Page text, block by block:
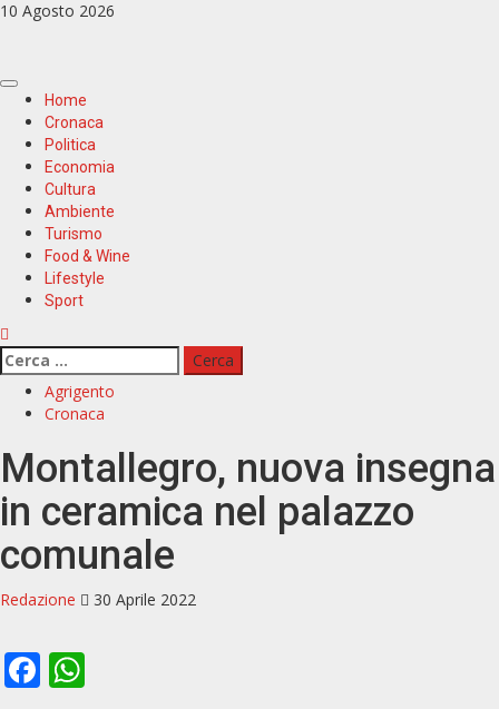
Zum
10 Agosto 2026
Primäres
Menü
Home
Cronaca
Politica
Economia
Cultura
Ambiente
Turismo
Food & Wine
Lifestyle
Sport
Ricerca
per:
Agrigento
Cronaca
Montallegro, nuova insegna
in ceramica nel palazzo
comunale
Redazione 30 Aprile 2022
Facebook